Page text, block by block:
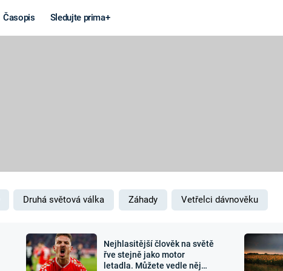
Časopis Sledujte prima+
MARS
Záhady a
Zajímavosti
Druhá světová válka Záhady Vetřelci dávnověku
Nejhlasitější člověk na světě
řve stejně jako motor
letadla. Můžete vedle něj